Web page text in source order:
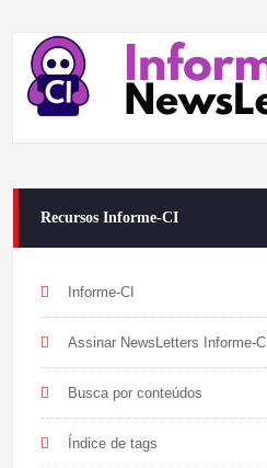
Recursos Informe-CI
Informe-CI
Assinar NewsLetters Informe-CI
Busca por conteúdos
Índice de tags